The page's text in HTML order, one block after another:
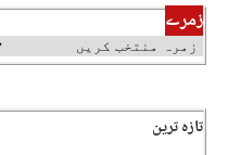
زمرے
تازہ ترین